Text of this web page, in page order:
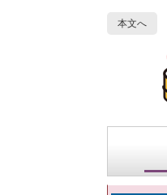
本文へ
ペ